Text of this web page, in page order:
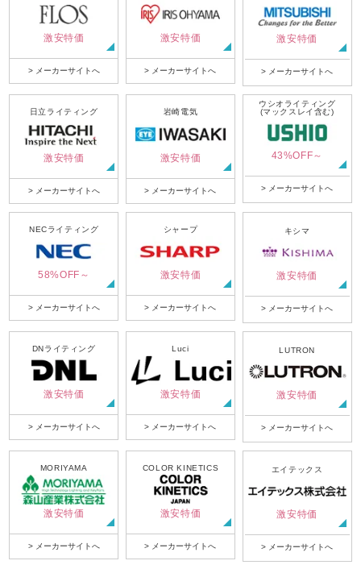
激安特価
> メーカーサイトへ
激安特価
> メーカーサイトへ
激安特価
> メーカーサイトへ
日立ライティング
激安特価
> メーカーサイトへ
岩崎電気
激安特価
> メーカーサイトへ
ウシオライティング
(マックスレイ含む)
43%OFF～
> メーカーサイトへ
NECライティング
58%OFF～
> メーカーサイトへ
シャープ
激安特価
> メーカーサイトへ
キシマ
激安特価
> メーカーサイトへ
DNライティング
激安特価
> メーカーサイトへ
Luci
激安特価
> メーカーサイトへ
LUTRON
激安特価
> メーカーサイトへ
MORIYAMA
激安特価
> メーカーサイトへ
COLOR KINETICS
激安特価
> メーカーサイトへ
エイテックス
激安特価
> メーカーサイトへ